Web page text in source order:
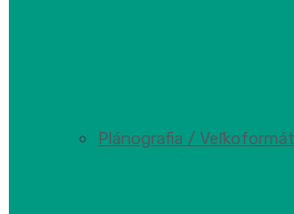
Plánografia /